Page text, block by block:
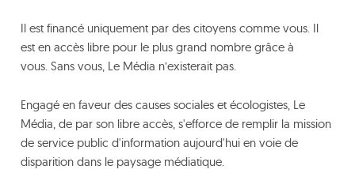
Il est financé uniquement par des citoyens comme vous. Il
est en accès libre pour le plus grand nombre grâce à
vous. Sans vous, Le Média n’existerait pas.
Engagé en faveur des causes sociales et écologistes, Le
Média, de par son libre accès, s'efforce de remplir la mission
de service public d'information aujourd'hui en voie de
disparition dans le paysage médiatique.